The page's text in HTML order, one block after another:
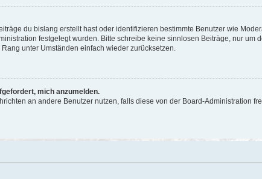
du bislang erstellt hast oder identifizieren bestimmte Benutzer wie
festgelegt wurden. Bitte schreibe keine sinnlosen Beiträge, nur
unter Umständen einfach wieder zurücksetzen.
mich anzumelden.
an andere Benutzer nutzen, falls diese von der Board-Administration